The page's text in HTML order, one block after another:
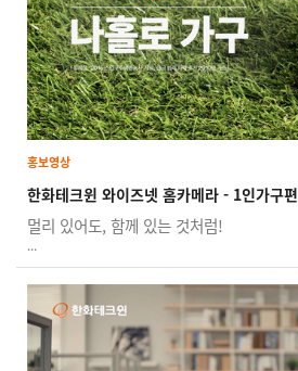
홍보영상
한화테크윈 와이즈넷 홈카메라 - 1인가구편
멀리 있어도, 함께 있는 것처럼!
...